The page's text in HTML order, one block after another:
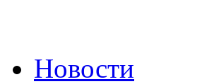
Новости